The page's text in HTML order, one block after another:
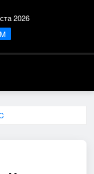
2026